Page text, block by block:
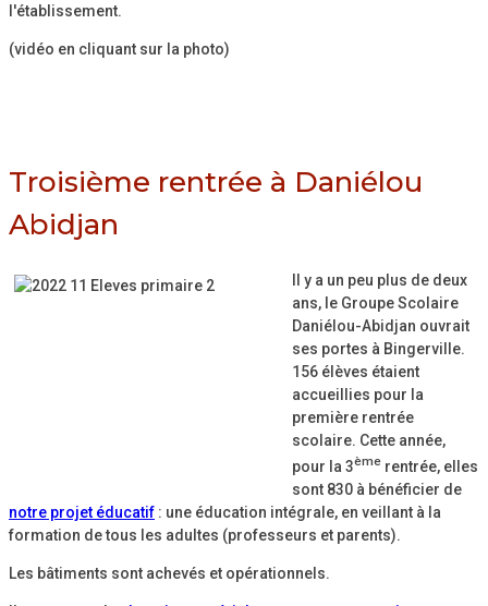
l'établissement.
(vidéo en cliquant sur la photo)
Troisième rentrée à Daniélou
Abidjan
Il y a un peu plus de deux
ans, le Groupe Scolaire
Daniélou-Abidjan ouvrait
ses portes à Bingerville.
156 élèves étaient
accueillies pour la
première rentrée
scolaire. Cette année,
pour la 3ème rentrée, elles
sont 830 à bénéficier de
notre projet éducatif : une éducation intégrale, en veillant à la
formation de tous les adultes (professeurs et parents).
Les bâtiments sont achevés et opérationnels.